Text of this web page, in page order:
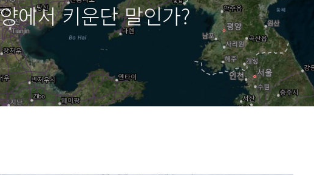
에서 키운단 말인가?